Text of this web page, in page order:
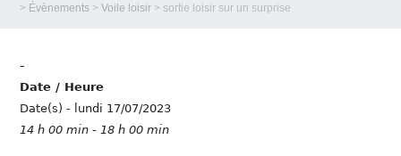
> Évènements >Voile loisir > sortie loisir sur un surprise
-
Date / Heure
Date(s) - lundi 17/07/2023
14 h 00 min - 18 h 00 min